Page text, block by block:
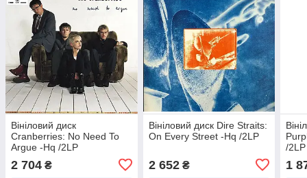
Вініловий диск
Cranberries: No Need To
Argue -Hq /2LP
2 704 ₴
Вініловий диск Dire Straits:
On Every Street -Hq /2LP
2 652₴
/2LP
1